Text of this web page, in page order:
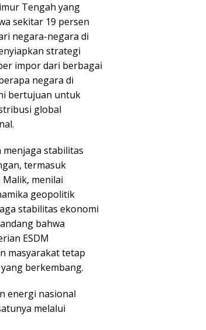
Tengah yang
sekitar 19 persen
negara-negara di
strategi
impor dari berbagai
negara di
bertujuan untuk
global
stabilitas
termasuk
Malik, menilai
geopolitik
stabilitas ekonomi
bahwa
ESDM
masyarakat tetap
berkembang.
energi nasional
melalui